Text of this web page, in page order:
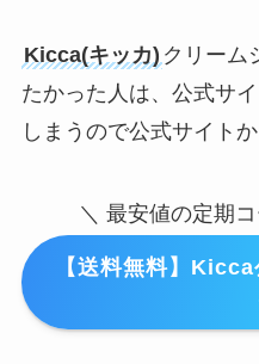
Kicca(キッカ) クリーム
たかった人は、公式サ
しまうので公式サイト
＼ 最安値の定期
【送料無料】